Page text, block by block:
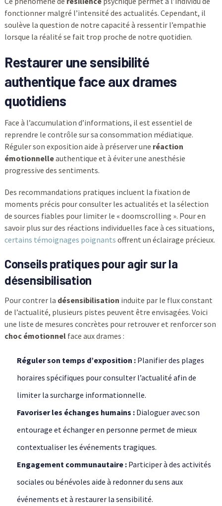
fonctionner malgré l’intensité des actualités. Cependant, il
soulève la question de notre capacité à ressentir l’empathie
lorsque la réalité se fait trop proche de notre quotidien.
Restaurer une sensibilité
authentique face aux drames
quotidiens
Face à l’accumulation d’informations, il est essentiel de
reprendre le contrôle sur sa consommation médiatique.
Réguler son exposition aide à préserver une réaction
émotionnelleauthentique et à éviter une anesthésie
progressive des sentiments.
Des recommandations pratiques incluent la fixation de
moments précis pour consulter les actualités et la sélection
de sources fiables pour limiter le « doomscrolling ». Pour en
savoir plus sur des réactions individuelles face à ces situations,
certains témoignages poignants offrent un éclairage précieux.
Conseils pratiques pour agir sur la
désensibilisation
Pour contrer la désensibilisation induite par le flux constant
de l’actualité, plusieurs pistes peuvent être envisagées. Voici
une liste de mesures concrètes pour retrouver et renforcer son
choc émotionnelface aux drames :
Réguler son temps d’exposition :Planifier des plages
horaires spécifiques pour consulter l’actualité afin de
limiter la surcharge informationnelle.
Favoriser les échanges humains :Dialoguer avec son
entourage et échanger en personne permet de mieux
contextualiser les événements tragiques.
Engagement communautaire :Participer à des activités
sociales ou bénévoles aide à redonner du sens aux
événements et à restaurer la sensibilité.